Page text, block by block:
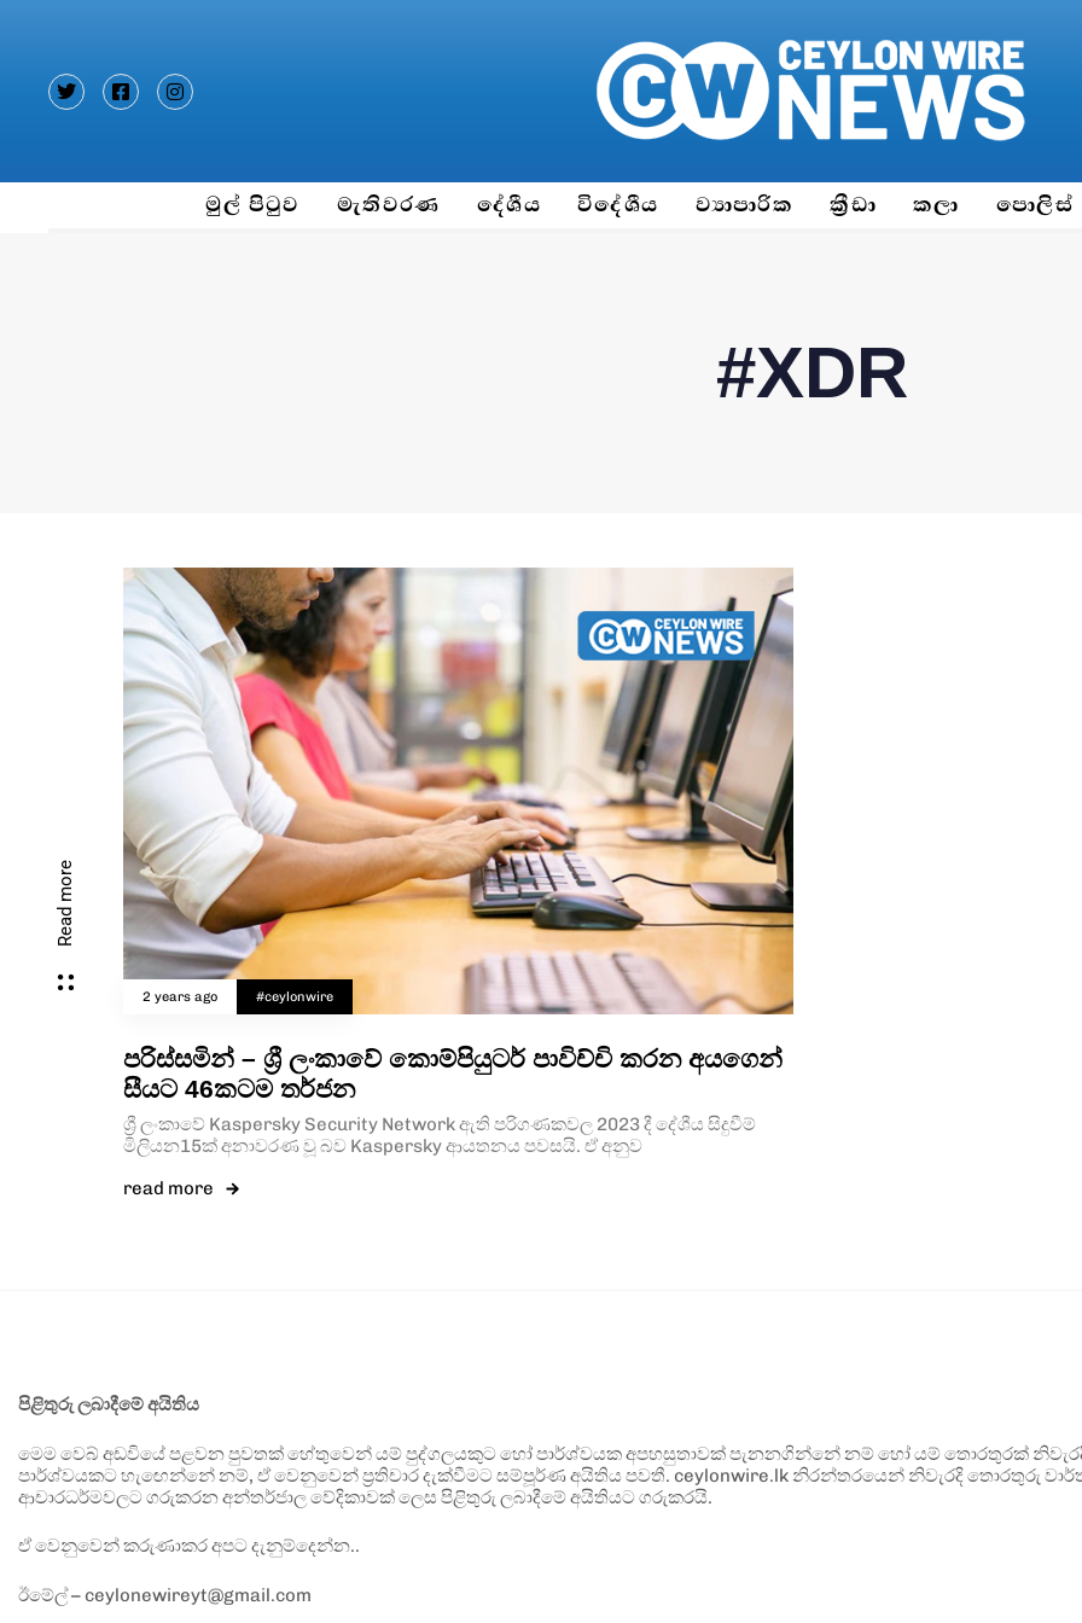
මුල් පිටුව මැතිවරණ දේශීය විදේශීය ව්‍යාපාරික ක්‍රීඩා කලා පොලිස්
Read more
#XDR
2 years ago #ceylonwire
පරිස්සමින් – ශ්‍රී ලංකාවේ කොම්පියුටර් පාවිච්චි කරන අයගෙන්
සීයට 46කටම තර්ජන
ශ්‍රී ලංකාවේ Kaspersky Security Network ඇති පරිගණකවල 2023 දී දේශීය සිදුවීම්
මිලියන15ක් අනාවරණ වූ බව Kaspersky ආයතනය පවසයි. ඒ අනුව
read more
පිළිතුරු ලබාදීමේ අයිතිය
මෙම වෙබ් අඩවියේ පළවන පුවතක් හේතුවෙන් යම් පුද්ගලයකුට හෝ පාර්ශ්වයක අපහසුතාවක් පැනනගින්නේ නම් හෝ යම් තොරතුරක්
පාර්ශ්වයකට හැඟෙන්නේ නම්, ඒ වෙනුවෙන් ප්‍රතිචාර දැක්වීමට සම්පූර්ණ අයිතිය පවතී. ceylonwire.lk නිරන්තරයෙන් නිවැරදි තොරතුරු
ආචාරධර්මවලට ගරුකරන අන්තර්ජාල වේදිකාවක් ලෙස පිළිතුරු ලබාදීමේ අයිතියට ගරුකරයි.
ඒ වෙනුවෙන් කරුණාකර අපට දැනුම්දෙන්න..
ඊමේල් – ceylonewireyt@gmail.com